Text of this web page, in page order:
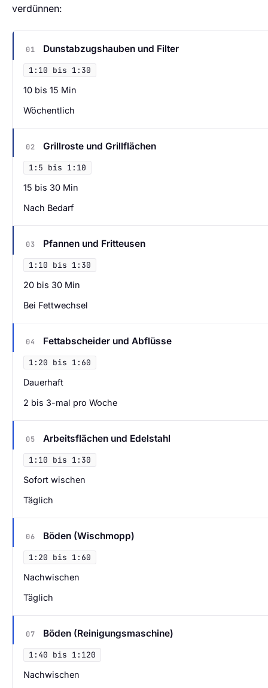
verdünnen:
01 Dunstabzugshauben und Filter
1:10 bis 1:30
10 bis 15 Min
Wöchentlich
02 Grillroste und Grillflächen
1:5 bis 1:10
15 bis 30 Min
Nach Bedarf
03 Pfannen und Fritteusen
1:10 bis 1:30
20 bis 30 Min
Bei Fettwechsel
04 Fettabscheider und Abflüsse
1:20 bis 1:60
Dauerhaft
2 bis 3-mal pro Woche
05 Arbeitsflächen und Edelstahl
1:10 bis 1:30
Sofort wischen
Täglich
06 Böden (Wischmopp)
1:20 bis 1:60
Nachwischen
Täglich
07 Böden (Reinigungsmaschine)
1:40 bis 1:120
Nachwischen